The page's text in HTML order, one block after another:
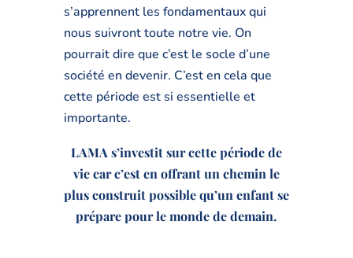
s’apprennent les fondamentaux qui
nous suivront toute notre vie. On
pourrait dire que c’est le socle d’une
société en devenir. C’est en cela que
cette période est si essentielle et
importante.
LAMA s’investit sur cette période de
vie car c’est en offrant un chemin le
plus construit possible qu’un enfant se
prépare pour le monde de demain.